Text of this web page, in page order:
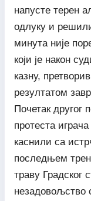
напусте терен
одлуку и
минута није
који је након
казну,
резултатом
Почетак другог
протеста
каснили са
последњем
траву Градског